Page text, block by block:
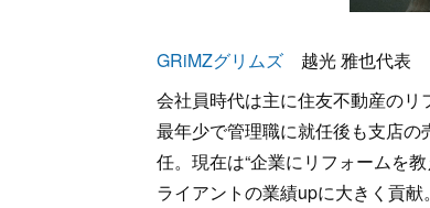
GRiMZグリムズ 越光 雅也代表
会社員時代は主に住友不動産のリ
最年少で管理職に就任後も支店
任。現在は“企業にリフォームを
ライアントの業績upに大きく貢